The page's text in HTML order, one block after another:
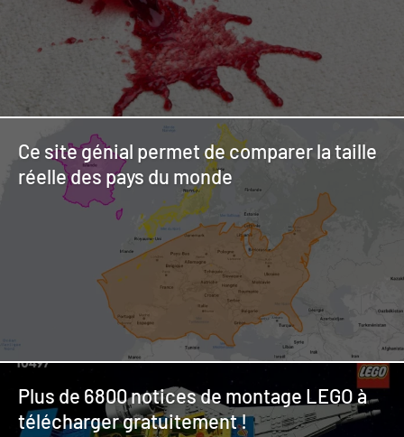
Ce site génial permet de comparer la taille
réelle des pays du monde
Plus de 6800 notices de montage LEGO à
télécharger gratuitement !